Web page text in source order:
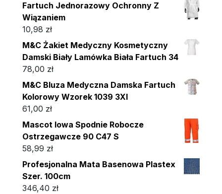
Fartuch Jednorazowy Ochronny Z
Wiązaniem
10,98 zł
M&C Żakiet Medyczny Kosmetyczny
Damski Biały Lamówka Biała Fartuch 34
78,00 zł
M&C Bluza Medyczna Damska Fartuch
Kolorowy Wzorek 1039 3Xl
61,00 zł
Mascot Iowa Spodnie Robocze
Ostrzegawcze 90 C47 S
58,99 zł
Profesjonalna Mata Basenowa Plastex
Szer. 100cm
346,40 zł